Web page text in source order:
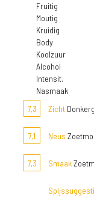
Fruitig
Moutig
Kruidig
Body
Koolzuur
Alcohol
Intensit.
Nasmaak
7,3
Zicht
7,1 Neus
7,3 Smaak